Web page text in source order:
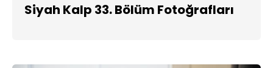
Siyah Kalp 33. Bölüm Fotoğrafları